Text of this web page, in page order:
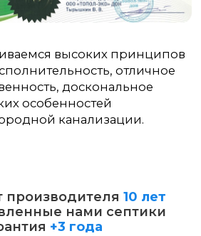
производителя 10 лет
нами септики
+3 года